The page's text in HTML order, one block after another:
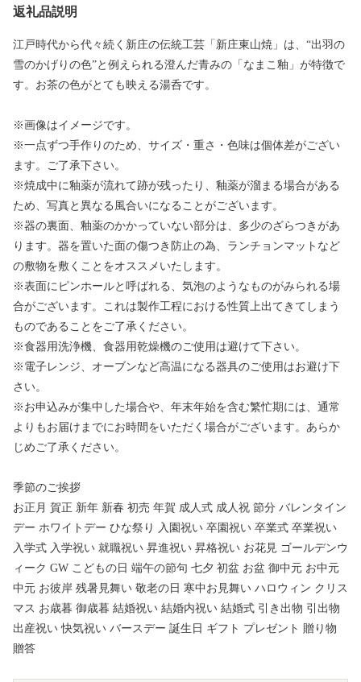
返礼品説明
江戸時代から代々続く新庄の伝統工芸「新庄東山焼」は、“出羽の
雪のかげりの色”と例えられる澄んだ青みの「なまこ釉」が特徴で
す。お茶の色がとても映える湯呑です。
※画像はイメージです。
※一点ずつ手作りのため、サイズ・重さ・色味は個体差がござい
ます。ご了承下さい。
※焼成中に釉薬が流れて跡が残ったり、釉薬が溜まる場合がある
ため、写真と異なる風合いになることがございます。
※器の裏面、釉薬のかかっていない部分は、多少のざらつきがあ
ります。器を置いた面の傷つき防止の為、ランチョンマットなど
の敷物を敷くことをオススメいたします。
※表面にピンホールと呼ばれる、気泡のようなものがみられる場
合がございます。これは製作工程における性質上出てきてしまう
ものであることをご了承ください。
※食器用洗浄機、食器用乾燥機のご使用は避けて下さい。
※電子レンジ、オーブンなど高温になる器具のご使用はお避け下
さい。
※お申込みが集中した場合や、年末年始を含む繁忙期には、通常
よりもお届けまでにお時間をいただく場合がございます。あらか
じめご了承ください。
季節のご挨拶
お正月 賀正 新年 新春 初売 年賀 成人式 成人祝 節分 バレンタイン
デー ホワイトデー ひな祭り 入園祝い 卒園祝い 卒業式 卒業祝い
入学式 入学祝い 就職祝い 昇進祝い 昇格祝い お花見 ゴールデンウ
ィーク GW こどもの日 端午の節句 七夕 初盆 お盆 御中元 お中元
中元 お彼岸 残暑見舞い 敬老の日 寒中お見舞い ハロウィン クリス
マス お歳暮 御歳暮 結婚祝い 結婚内祝い 結婚式 引き出物 引出物
出産祝い 快気祝い バースデー 誕生日 ギフト プレゼント 贈り物
贈答